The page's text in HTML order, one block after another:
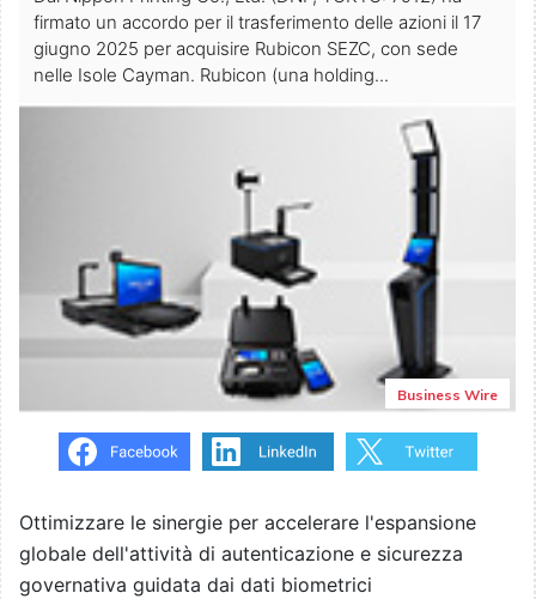
firmato un accordo per il trasferimento delle azioni il 17
giugno 2025 per acquisire Rubicon SEZC, con sede
nelle Isole Cayman. Rubicon (una holding...
Business Wire
Ottimizzare le sinergie per accelerare l'espansione
globale dell'attività di autenticazione e sicurezza
governativa guidata dai dati biometrici